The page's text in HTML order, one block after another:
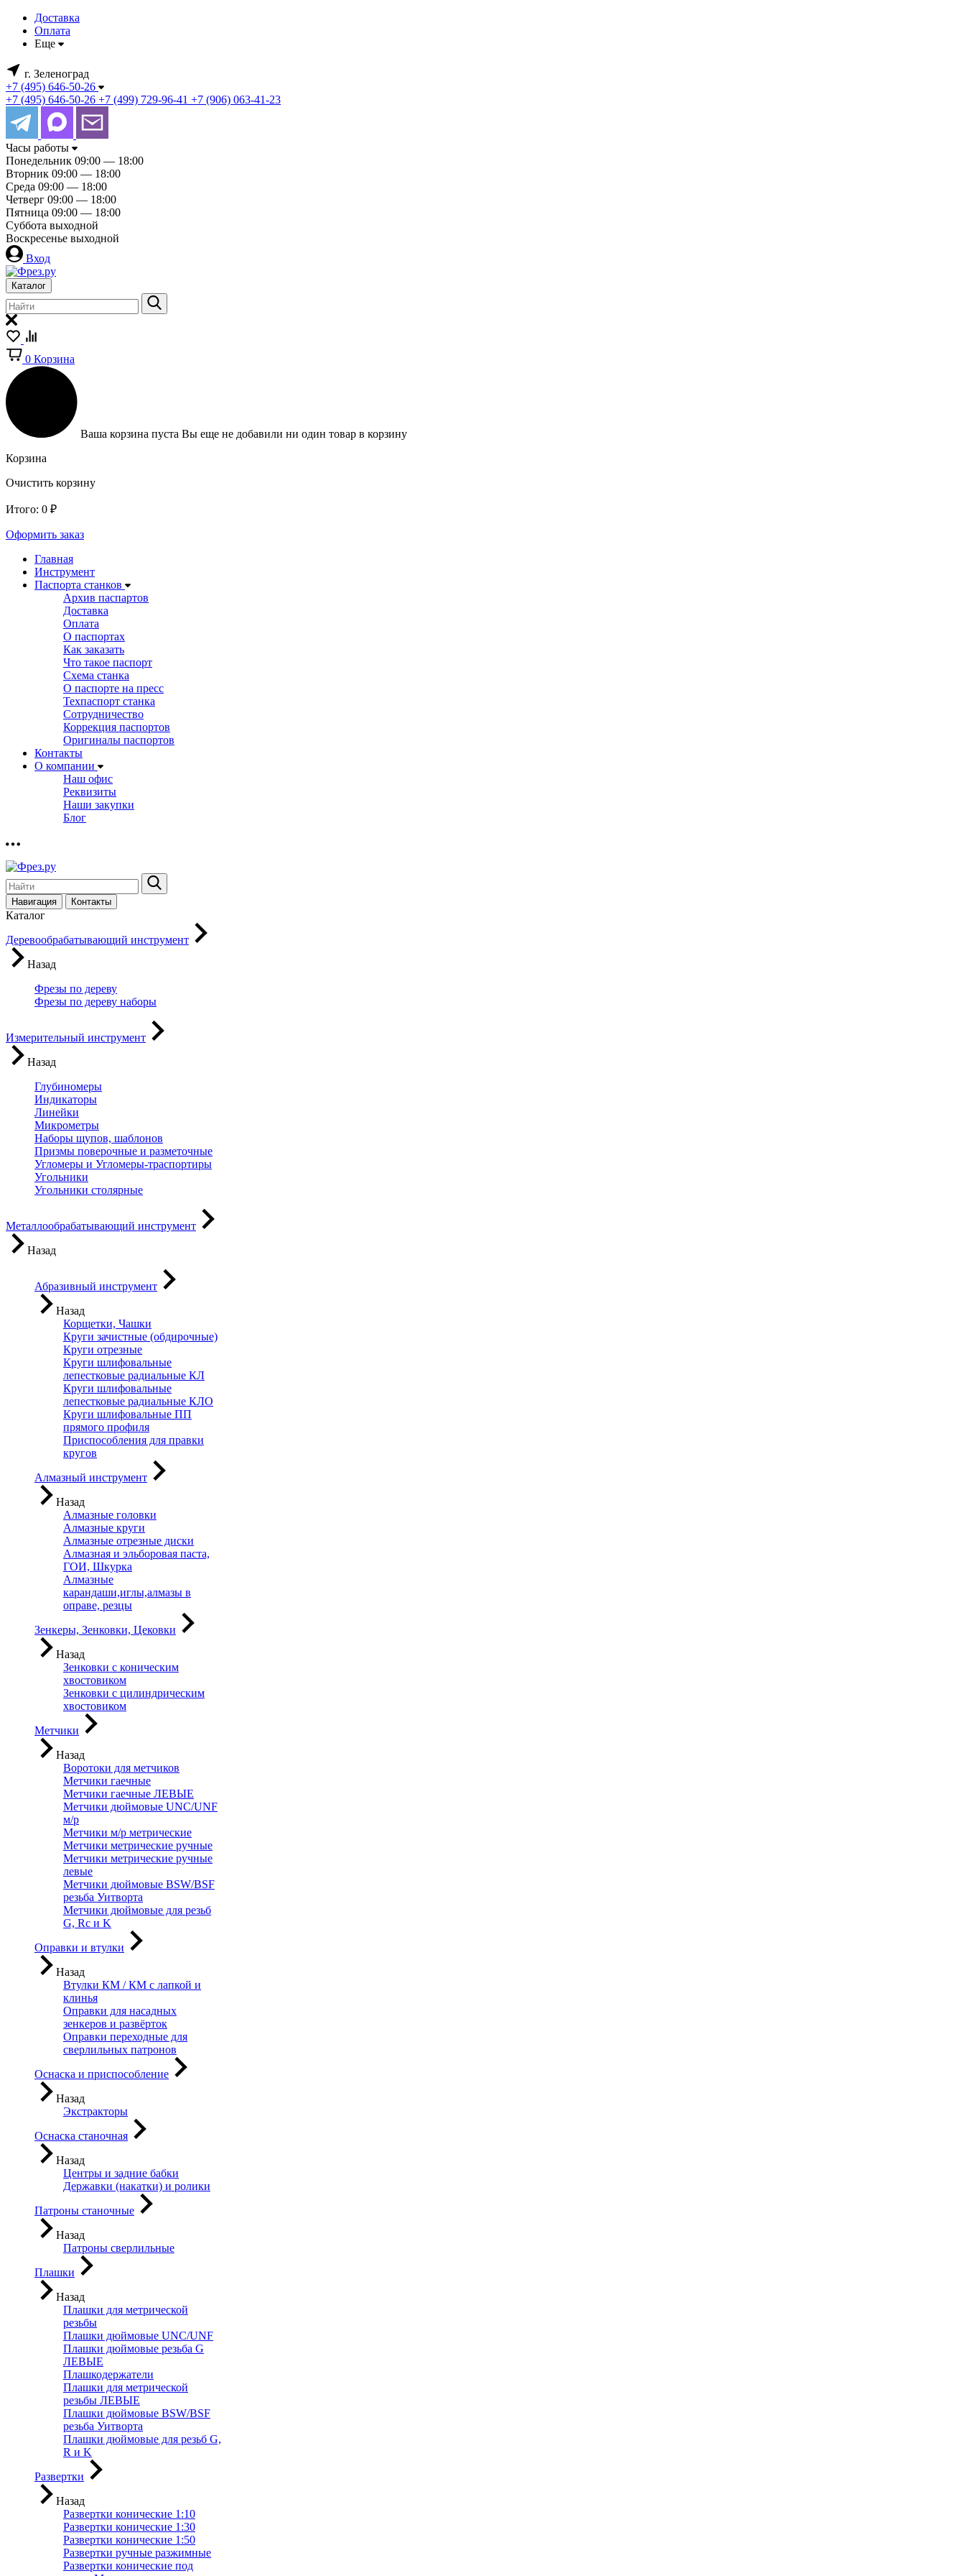
Доставка
Оплата
Еще
г. Зеленоград
+7 (495) 646-50-26
+7 (495) 646-50-26 +7 (499) 729-96-41 +7 (906) 063-41-23
Часы работы
Понедельник 09:00 — 18:00
Вторник 09:00 — 18:00
Среда 09:00 — 18:00
Четверг 09:00 — 18:00
Пятница 09:00 — 18:00
Суббота выходной
Воскресенье выходной
Вход
Каталог
0 Корзина
Ваша корзина пуста Вы еще не добавили ни один товар в корзину
Корзина
Очистить корзину
Итого: 0 ₽
Оформить заказ
Главная
Инструмент
Паспорта станков
Архив паспартов
Доставка
Оплата
О паспортах
Как заказать
Что такое паспорт
Схема станка
О паспорте на пресс
Техпаспорт станка
Сотрудничество
Коррекция паспортов
Оригиналы паспортов
Контакты
О компании
Наш офис
Реквизиты
Наши закупки
Блог
Навигация Контакты
Каталог
Деревообрабатывающий инструмент
Назад
Фрезы по дереву
Фрезы по дереву наборы
Измерительный инструмент
Назад
Глубиномеры
Индикаторы
Линейки
Микрометры
Наборы щупов, шаблонов
Призмы поверочные и разметочные
Угломеры и Угломеры-траспортиры
Угольники
Угольники столярные
Металлообрабатывающий инструмент
Назад
Абразивный инструмент
Назад
Корщетки, Чашки
Круги зачистные (обдирочные)
Круги отрезные
Круги шлифовальные
лепестковые радиальные КЛ
Круги шлифовальные
лепестковые радиальные КЛО
Круги шлифовальные ПП
прямого профиля
Приспособления для правки
кругов
Алмазный инструмент
Назад
Алмазные головки
Алмазные круги
Алмазные отрезные диски
Алмазная и эльборовая паста,
ГОИ, Шкурка
Алмазные
карандаши,иглы,алмазы в
оправе, резцы
Зенкеры, Зенковки, Цековки
Назад
Зенковки с коническим
хвостовиком
Зенковки с цилиндрическим
хвостовиком
Метчики
Назад
Воротоки для метчиков
Метчики гаечные
Метчики гаечные ЛЕВЫЕ
Метчики дюймовые UNC/UNF
м/р
Метчики м/р метрические
Метчики метрические ручные
Метчики метрические ручные
левые
Метчики дюймовые BSW/BSF
резьба Уитворта
Метчики дюймовые для резьб
G, Rc и K
Оправки и втулки
Назад
Втулки КМ / КМ с лапкой и
клинья
Оправки для насадных
зенкеров и развёрток
Оправки переходные для
сверлильных патронов
Оснаска и приспособление
Назад
Экстракторы
Оснаска станочная
Назад
Центры и задние бабки
Державки (накатки) и ролики
Патроны станочные
Назад
Патроны сверлильные
Плашки
Назад
Плашки для метрической
резьбы
Плашки дюймовые UNC/UNF
Плашки дюймовые резьба G
ЛЕВЫЕ
Плашкодержатели
Плашки для метрической
резьбы ЛЕВЫЕ
Плашки дюймовые BSW/BSF
резьба Уитворта
Плашки дюймовые для резьб G,
R и K
Развертки
Назад
Развертки конические 1:10
Развертки конические 1:30
Развертки конические 1:50
Развертки ручные разжимные
Развертки конические под